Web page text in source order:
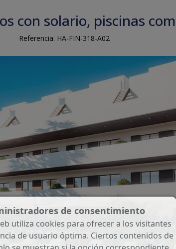
con solario, piscinas
Referencia: HA-FIN-318-A02
de consentimiento
utiliza cookies para ofrecer a los visitantes
de usuario óptima. Ciertos contenidos de